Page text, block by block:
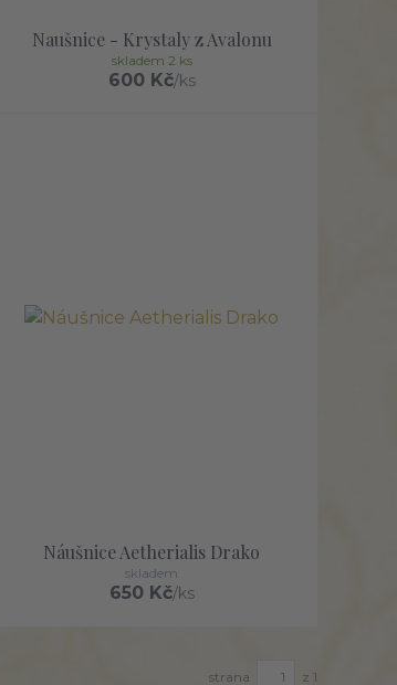
Naušnice - Krystaly z Avalonu
600 Kč/ks
skladem 2 ks
Náušnice Aetherialis Drako
650 Kč/ks
skladem
strana z 1